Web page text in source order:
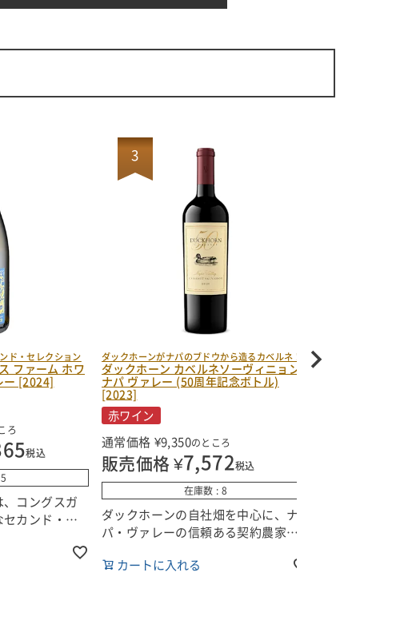
ド・セレクション
ファーム ホワ
ー [2024]
ろ
税込
5
コングスガ
カンド・セ
オニエ、ソー
す。
ダックホーンがナパのブドウから造るカベルネ！
ダックホーン カベルネソーヴィニョン
ナパ ヴァレー (50周年記念ボトル)
[2023]
赤ワイン
通常価格 ¥9,350のところ
販売価格¥7,572税込
在庫数
8
ダックホーンの自社畑を中心に、ナ
パ・ヴァレーの信頼ある契約農家か
の多彩な個性を、力強さと気品ある
カートに入れる